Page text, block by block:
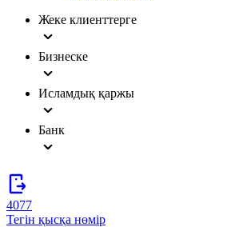
Жеке клиенттерге
Бизнеске
Исламдық қаржы
Банк
4077
Тегін қысқа нөмір